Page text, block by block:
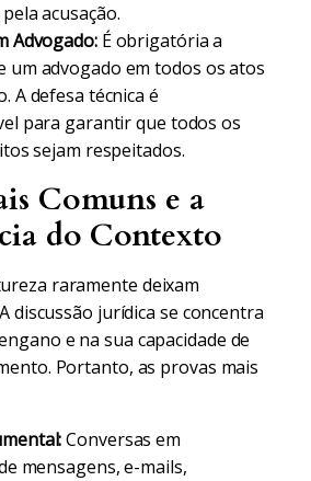
acusação.
Advogado:É obrigatória a
um advogado em todos os atos
A defesa técnica é
para garantir que todos os
sejam respeitados.
Comuns e a
do Contexto
raramente deixam
discussão jurídica se concentra
e na sua capacidade de
Portanto, as provas mais
Conversas em
mensagens, e-mails,